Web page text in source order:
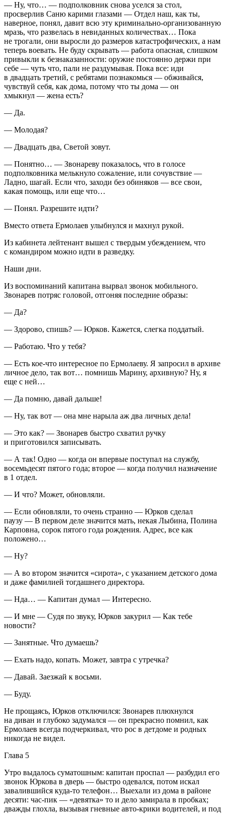
— Ну, что… — подполковник снова уселся за стол,
просверлив Саню карими глазами — Отдел наш, как ты,
наверное, понял, давит всю эту криминально-организованную
мразь, что развелась в невиданных количествах… Пока
не трогали, они выросли до размеров катастрофических, а нам
теперь воевать. Не буду скрывать — работа опасная, слишком
привыкли к безнаказанности: оружие постоянно держи при
себе — чуть что, пали не раздумывая. Пока все: иди
в двадцать третий, с ребятами познакомься — обживайся,
чувствуй себя, как дома, потому что ты дома — он
хмыкнул — жена есть?
— Да.
— Молодая?
— Двадцать два, Светой зовут.
— Понятно… — Звонареву показалось, что в голосе
подполковника мелькнуло сожаление, или сочувствие —
Ладно, шагай. Если что, заходи без обиняков — все свои,
какая помощь, или еще что…
— Понял. Разрешите идти?
Вместо ответа Ермолаев улыбнулся и махнул рукой.
Из кабинета лейтенант вышел с твердым убеждением, что
с командиром можно идти в разведку.
Наши дни.
Из воспоминаний капитана вырвал звонок мобильного.
Звонарев потряс головой, отгоняя последние образы:
— Да?
— Здорово, спишь? — Юрков. Кажется, слегка поддатый.
— Работаю. Что у тебя?
— Есть кое-что интересное по Ермолаеву. Я запросил в архиве
личное дело, так вот… помнишь Марину, архивную? Ну, я
еще с ней…
— Да помню, давай дальше!
— Ну, так вот — она мне нарыла аж два личных дела!
— Это как? — Звонарев быстро схватил ручку
и приготовился записывать.
— А так! Одно — когда он впервые поступал на службу,
восемьдесят пятого года; второе — когда получил назначение
в 1 отдел.
— И что? Может, обновляли.
— Если обновляли, то очень странно — Юрков сделал
паузу — В первом деле значится мать, некая Лыбина, Полина
Карповна, сорок пятого года рождения. Адрес, все как
положено…
— Ну?
— А во втором значится «сирота», с указанием детского дома
и даже фамилией тогдашнего директора.
— Нда… — Капитан думал — Интересно.
— И мне — Судя по звуку, Юрков закурил — Как тебе
новости?
— Занятные. Что думаешь?
— Ехать надо, копать. Может, завтра с утречка?
— Давай. Заезжай к восьми.
— Буду.
Не прощаясь, Юрков отключился: Звонарев плюхнулся
на диван и глубоко задумался — он прекрасно помнил, как
Ермолаев всегда подчеркивал, что рос в детдоме и родных
никогда не видел.
Глава 5
Утро выдалось суматошным: капитан проспал — разбудил его
звонок Юркова в дверь — быстро одевался, потом искал
завалившийся куда-то телефон… Выехали из дома в районе
десяти: час-пик — «девятка» то и дело замирала в пробках;
дважды глохла, вызывая гневные авто-крики водителей, и под